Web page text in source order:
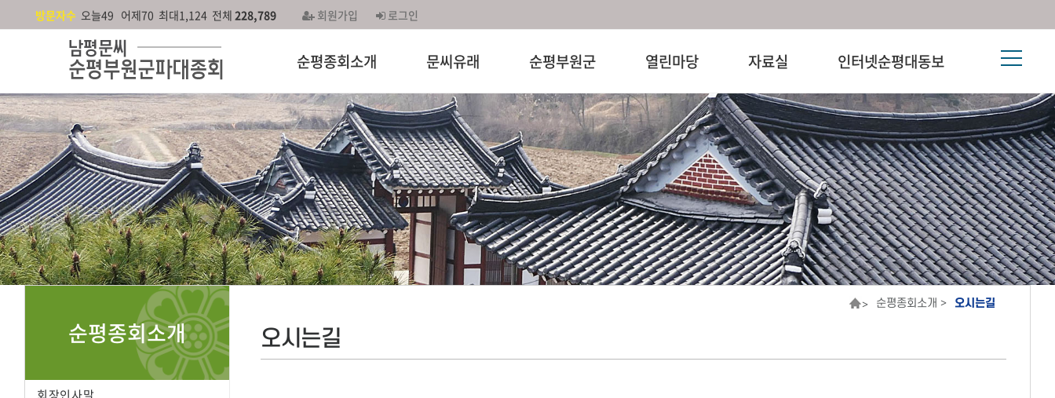
방문자수 오늘49 어제70 최대1,124 전체 228,789 회원가입 로그인
순평종회소개 문씨유래 순평부원군 열린마당 자료실 인터넷순평대동보
순평종회소개 오시는길
> 순평종회소개 > 오시는길